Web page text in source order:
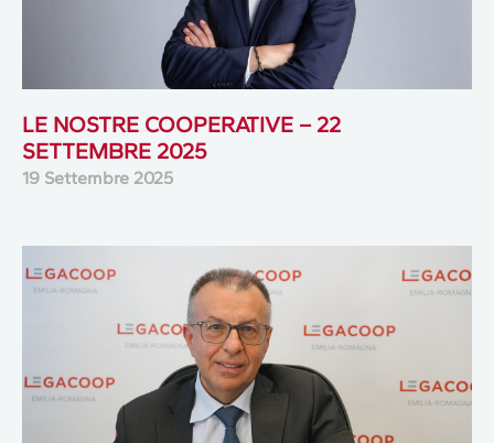
LE NOSTRE COOPERATIVE – 22
SETTEMBRE 2025
19 Settembre 2025